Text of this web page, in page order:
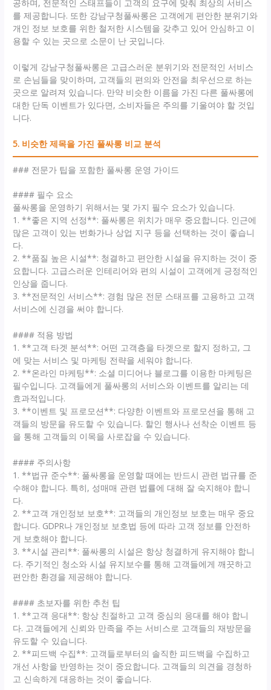
공하며, 전문적인 스태프들이 고객의 요구에 맞춰 최상의 서비스
를 제공합니다. 또한 강남구청풀싸롱은 고객에게 편안한 분위기와
개인 정보 보호를 위한 철저한 시스템을 갖추고 있어 안심하고 이
용할 수 있는 곳으로 소문이 난 곳입니다.
이렇게 강남구청풀싸롱은 고급스러운 분위기와 전문적인 서비스
로 손님들을 맞이하며, 고객들의 편의와 안전을 최우선으로 하는
곳으로 알려져 있습니다. 만약 비슷한 이름을 가진 다른 풀싸롱에
대한 단독 이벤트가 있다면, 소비자들은 주의를 기울여야 할 것입
니다.
5. 비슷한 제목을 가진 풀싸롱 비교 분석
### 전문가 팁을 포함한 풀싸롱 운영 가이드
#### 필수 요소
풀싸롱을 운영하기 위해서는 몇 가지 필수 요소가 있습니다.
1. **좋은 지역 선정**: 풀싸롱은 위치가 매우 중요합니다. 인근에
많은 고객이 있는 번화가나 상업 지구 등을 선택하는 것이 좋습니
다.
2. **품질 높은 시설**: 청결하고 편안한 시설을 유지하는 것이 중
요합니다. 고급스러운 인테리어와 편의 시설이 고객에게 긍정적인
인상을 줍니다.
3. **전문적인 서비스**: 경험 많은 전문 스태프를 고용하고 고객
서비스에 신경을 써야 합니다.
#### 적용 방법
1. **고객 타겟 분석**: 어떤 고객층을 타겟으로 할지 정하고, 그
에 맞는 서비스 및 마케팅 전략을 세워야 합니다.
2. **온라인 마케팅**: 소셜 미디어나 블로그를 이용한 마케팅은
필수입니다. 고객들에게 풀싸롱의 서비스와 이벤트를 알리는 데
효과적입니다.
3. **이벤트 및 프로모션**: 다양한 이벤트와 프로모션을 통해 고
객들의 방문을 유도할 수 있습니다. 할인 행사나 선착순 이벤트 등
을 통해 고객들의 이목을 사로잡을 수 있습니다.
#### 주의사항
1. **법규 준수**: 풀싸롱을 운영할 때에는 반드시 관련 법규를 준
수해야 합니다. 특히, 성매매 관련 법률에 대해 잘 숙지해야 합니
다.
2. **고객 개인정보 보호**: 고객들의 개인정보 보호는 매우 중요
합니다. GDPR나 개인정보 보호법 등에 따라 고객 정보를 안전하
게 보호해야 합니다.
3. **시설 관리**: 풀싸롱의 시설은 항상 청결하게 유지해야 합니
다. 주기적인 청소와 시설 유지보수를 통해 고객들에게 깨끗하고
편안한 환경을 제공해야 합니다.
#### 초보자를 위한 추천 팁
1. **고객 응대**: 항상 친절하고 고객 중심의 응대를 해야 합니
다. 고객들에게 신뢰와 만족을 주는 서비스로 고객들의 재방문을
유도할 수 있습니다.
2. **피드백 수집**: 고객들로부터의 솔직한 피드백을 수집하고
개선 사항을 반영하는 것이 중요합니다. 고객들의 의견을 경청하
고 신속하게 대응하는 것이 좋습니다.